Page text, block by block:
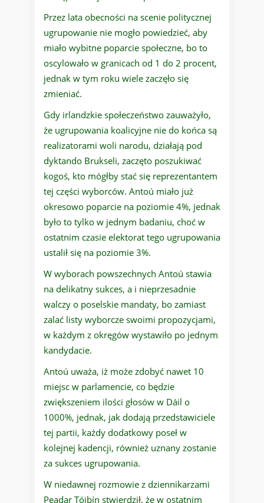
Przez lata obecności na scenie politycznej
ugrupowanie nie mogło powiedzieć, aby
miało wybitne poparcie społeczne, bo to
oscylowało w granicach od 1 do 2 procent,
jednak w tym roku wiele zaczęło się
zmieniać.
Gdy irlandzkie społeczeństwo zauważyło,
że ugrupowania koalicyjne nie do końca są
realizatorami woli narodu, działają pod
dyktando Brukseli, zaczęto poszukiwać
kogoś, kto mógłby stać się reprezentantem
tej części wyborców. Antoú miało już
okresowo poparcie na poziomie 4%, jednak
było to tylko w jednym badaniu, choć w
ostatnim czasie elektorat tego ugrupowania
ustalił się na poziomie 3%.
W wyborach powszechnych Antoú stawia
na delikatny sukces, a i nieprzesadnie
walczy o poselskie mandaty, bo zamiast
zalać listy wyborcze swoimi propozycjami,
w każdym z okręgów wystawiło po jednym
kandydacie.
Antoú uważa, iż może zdobyć nawet 10
miejsc w parlamencie, co będzie
zwiększeniem ilości głosów w Dáil o
1000%, jednak, jak dodają przedstawiciele
tej partii, każdy dodatkowy poseł w
kolejnej kadencji, również uznany zostanie
za sukces ugrupowania.
W niedawnej rozmowie z dziennikarzami
Peadar Tóibín stwierdził, że w ostatnim